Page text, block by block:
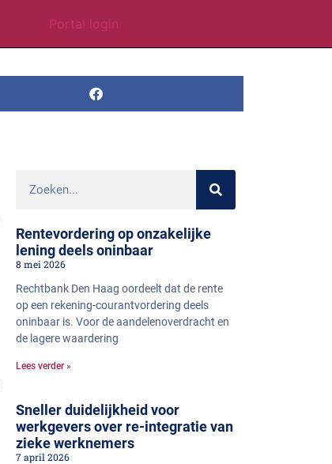
Portal login
Rentevordering op onzakelijke
lening deels oninbaar
8 mei 2026
Rechtbank Den Haag oordeelt dat de rente
op een rekening-courantvordering deels
oninbaar is. Voor de aandelenoverdracht en
de lagere waardering
Lees verder »
Sneller duidelijkheid voor
werkgevers over re-integratie van
zieke werknemers
7 april 2026